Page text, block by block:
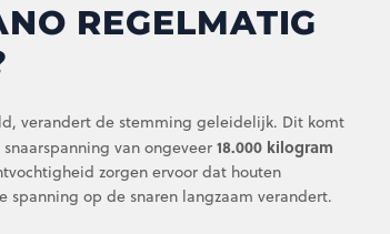
REGELMATIG
verandert de stemming geleidelijk. Dit komt
van ongeveer 18.000 kilogram
zorgen ervoor dat houten
op de snaren langzaam verandert.